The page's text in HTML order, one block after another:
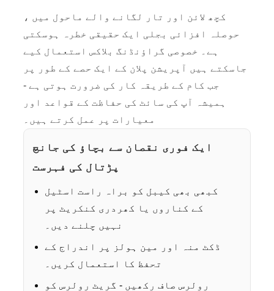
کچھ لائن اور تار لگانے والے ماحول میں ،
حوصلہ افزائی بجلی ایک حقیقی خطرہ ہوسکتی
ہے۔ خصوصی گراؤنڈنگ بلاکس استعمال کیے
جاسکتے ہیں آپریشن پلان کے ایک حصے کے طور پر
جب کام کے طریقہ کار کی ضرورت ہوتی ہے -
ہمیشہ آپ کی سائٹ کی حفاظت کے قواعد اور
معیارات پر عمل کرتے ہیں۔
ایک فوری نقصان سے بچاؤ کی جانچ
پڑتال کی فہرست
کبھی بھی کیبل کو براہ راست اسٹیل
کے کناروں یا کھردری کنکریٹ پر
نہیں چلنے دیں۔
ڈکٹ منہ اور مین ہولز پر اندراج کے
تحفظ کا استعمال کریں۔
رولرس صاف رکھیں - گریٹ رولرس کو